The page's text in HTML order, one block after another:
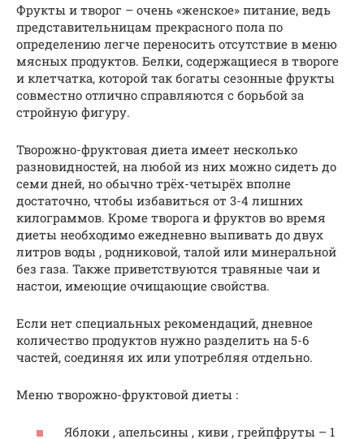
Фрукты и творог – очень «женское» питание, ведь
представительницам прекрасного пола по
определению легче переносить отсутствие в меню
мясных продуктов. Белки, содержащиеся в твороге
и клетчатка, которой так богаты сезонные фрукты
совместно отлично справляются с борьбой за
стройную фигуру.
Творожно-фруктовая диета имеет несколько
разновидностей, на любой из них можно сидеть до
семи дней, но обычно трёх-четырёх вполне
достаточно, чтобы избавиться от 3-4 лишних
килограммов. Кроме творога и фруктов во время
диеты необходимо ежедневно выпивать до двух
литров воды , родниковой, талой или минеральной
без газа. Также приветствуются травяные чаи и
настои, имеющие очищающие свойства.
Если нет специальных рекомендаций, дневное
количество продуктов нужно разделить на 5-6
частей, соединяя их или употребляя отдельно.
Меню творожно-фруктовой диеты :
Яблоки , апельсины , киви , грейпфруты – 1